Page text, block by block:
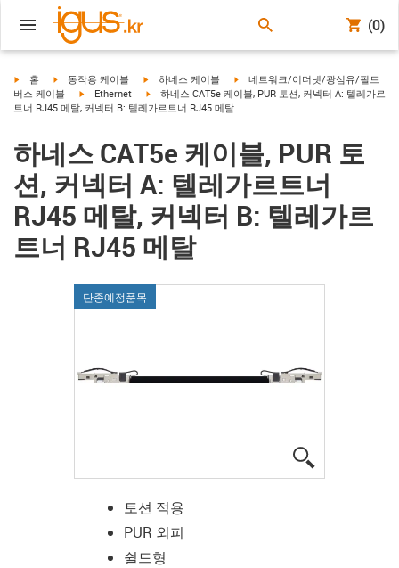
(0)
igus-icon-arrow-right
홈 igus-icon-arrow-right
동작용 케이블 igus-icon-arrow-right
하네스 케이블 igus-icon-arrow-right
네트워크/이더넷/광섬유/필드
버스 케이블
igus-icon-arrow-right
Ethernet igus-icon-arrow-right
하네스 CAT5e 케이블, PUR 토션, 커넥터 A: 텔레가르
트너 RJ45 메탈, 커넥터 B: 텔레가르트너 RJ45 메탈
하네스 CAT5e 케이블, PUR 토
션, 커넥터 A: 텔레가르트너
RJ45 메탈, 커넥터 B: 텔레가르
트너 RJ45 메탈
단종예정품목
토션 적용
PUR 외피
쉴드형